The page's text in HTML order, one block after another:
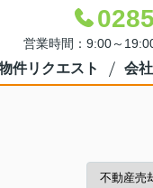
営業時間：9:00～
件リクエスト 会